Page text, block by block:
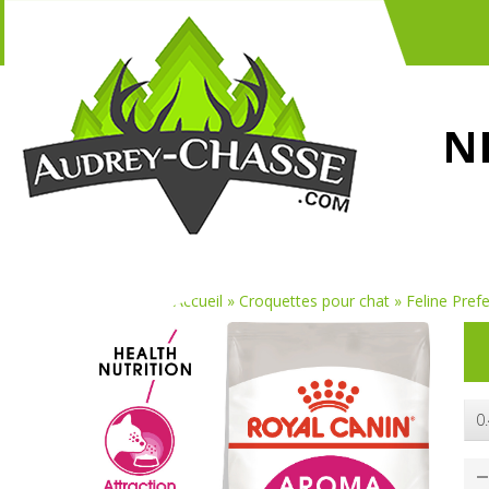
Accueil »Croquettes pour chat » Feline